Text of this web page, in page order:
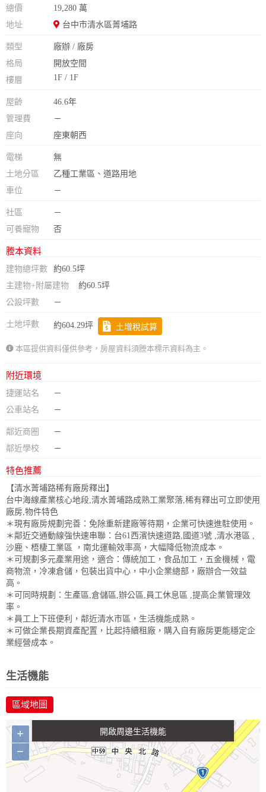
總價
19,280 萬
地址
台中市清水區菁埔路
類型
廠辦 / 廠房
格局
開放空間
樓層
1F / 1F
屋齡
46.6年
管理費
－
座向
座東朝西
電梯
無
土地分區
乙種工業區、道路用地
車位
－
社區
－
可養寵物
否
謄本資料
建物總坪數
約60.5坪
主建物+附屬建物
約60.5坪
公設坪數
－
土地坪數 約604.29坪 土增稅試算
本區提供資料僅供參考，房屋資料須謄本標示資料為主。
附近環境
捷運站名
－
公車站名
－
鄰近商圈
－
鄰近學校
－
特色推薦
【清水菁埔路稀有廠房釋出】
台中海線產業核心地段,清水菁埔路成熟工業聚落,稀有釋出可立即使用
廠房,物件特色
＊現有廠房規劃完善：免除重新建廠等待期，企業可快速進駐使用。
＊鄰近交通動線強快速串聯：台61西濱快速道路,國道3號 ,清水港區 ,
沙鹿、梧棲工業區 ，南北運輸效率高，大幅降低物流成本。
＊可規劃多元產業用途，適合：傳統加工，食品加工，五金機械，電
商物流，冷凍倉儲，包裝出貨中心，中小企業總部，廠辦合一效益
高。
＊可同時規劃：生產區,倉儲區,辦公區,員工休息區 ,提高企業管理效
率。
＊員工上下班便利，鄰近清水市區，生活機能成熟。
＊可做企業長期資產配置，比起持續租廠，購入自有廠房更能穩定企
業經營成本。
生活機能
區域地圖 交通
+
−